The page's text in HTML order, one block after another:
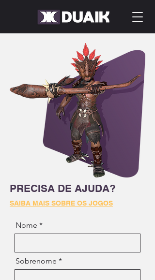
PRECISA DE AJUDA?
SAIBA MAIS SOBRE OS JOGOS
Nome
Sobrenome